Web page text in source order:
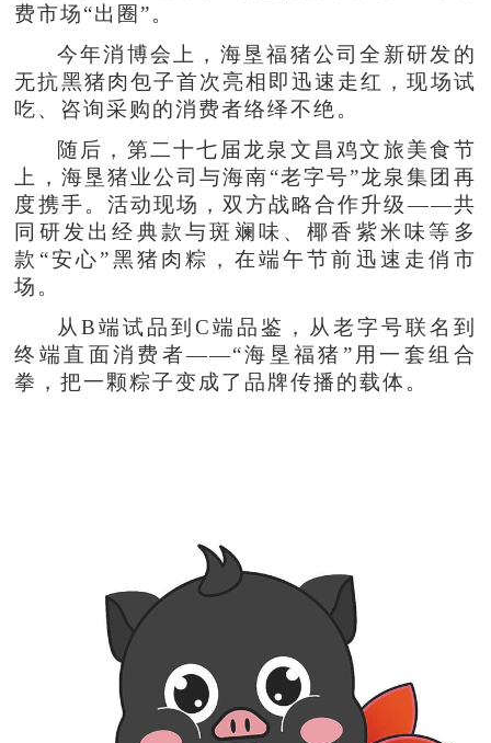
费市场“出圈”。
今年消博会上，海垦福猪公司全新研发的
无抗黑猪肉包子首次亮相即迅速走红，现场试
吃、咨询采购的消费者络绎不绝。
随后，第二十七届龙泉文昌鸡文旅美食节
上，海垦猪业公司与海南“老字号”龙泉集团再
度携手。活动现场，双方战略合作升级——共
同研发出经典款与斑斓味、椰香紫米味等多
款“安心”黑猪肉粽，在端午节前迅速走俏市
场。
从B端试品到C端品鉴，从老字号联名到
终端直面消费者——“海垦福猪”用一套组合
拳，把一颗粽子变成了品牌传播的载体。